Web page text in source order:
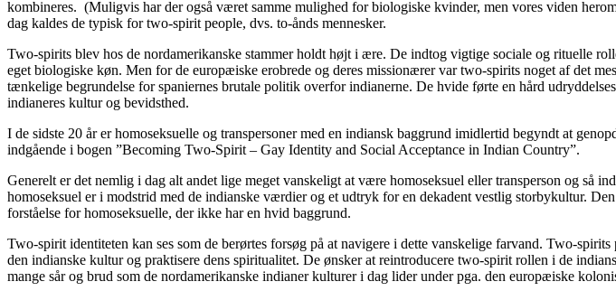
kombineres. (Muligvis har der også været samme mulighed for biologiske kvinder, men vores viden
dag kaldes de typisk for two-spirit people, dvs. to-ånds mennesker.
Two-spirits blev hos de nordamerikanske stammer holdt højt i ære. De indtog vigtige sociale og rituelle
eget biologiske køn. Men for de europæiske erobrede og deres missionærer var two-spirits noget af det
tænkelige begrundelse for spaniernes brutale politik overfor indianerne. De hvide førte en hård
indianeres kultur og bevidsthed.
I de sidste 20 år er homoseksuelle og transpersoner med en indiansk baggrund imidlertid begyndt at
indgående i bogen ”Becoming Two-Spirit – Gay Identity and Social Acceptance in Indian Country”.
Generelt er det nemlig i dag alt andet lige meget vanskeligt at være homoseksuel eller transperson og så
homoseksuel er i modstrid med de indianske værdier og et udtryk for en dekadent vestlig storbykultur.
forståelse for homoseksuelle, der ikke har en hvid baggrund.
Two-spirit identiteten kan ses som de berørtes forsøg på at navigere i dette vanskelige farvand. Two-
den indianske kultur og praktisere dens spiritualitet. De ønsker at reintroducere two-spirit rollen i de
mange sår og brud som de nordamerikanske indianer kulturer i dag lider under pga. den europæiske